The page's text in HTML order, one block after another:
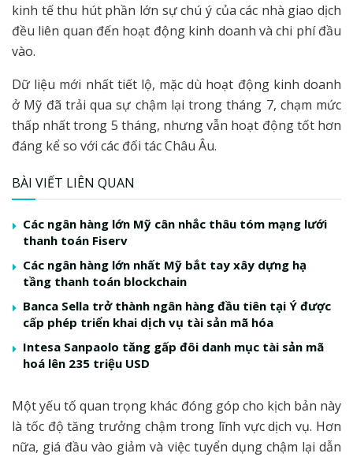
kinh tế thu hút phần lớn sự chú ý của các nhà giao dịch
đều liên quan đến hoạt động kinh doanh và chi phí đầu
vào.
Dữ liệu mới nhất tiết lộ, mặc dù hoạt động kinh doanh
ở Mỹ đã trải qua sự chậm lại trong tháng 7, chạm mức
thấp nhất trong 5 tháng, nhưng vẫn hoạt động tốt hơn
đáng kể so với các đối tác Châu Âu.
BÀI VIẾT LIÊN QUAN
Các ngân hàng lớn Mỹ cân nhắc thâu tóm mạng lưới
thanh toán Fiserv
Các ngân hàng lớn nhất Mỹ bắt tay xây dựng hạ
tầng thanh toán blockchain
Banca Sella trở thành ngân hàng đầu tiên tại Ý được
cấp phép triển khai dịch vụ tài sản mã hóa
Intesa Sanpaolo tăng gấp đôi danh mục tài sản mã
hoá lên 235 triệu USD
Một yếu tố quan trọng khác đóng góp cho kịch bản này
là tốc độ tăng trưởng chậm trong lĩnh vực dịch vụ. Hơn
nữa, giá đầu vào giảm và việc tuyển dụng chậm lại dẫn